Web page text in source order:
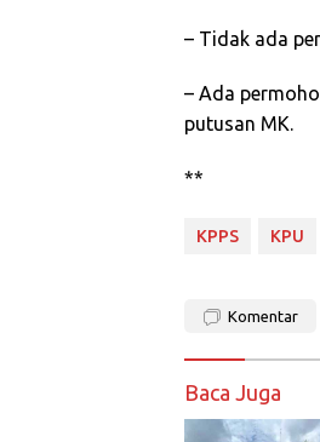
– Tidak ada
– Ada
putusan MK.
**
KPPS KPU
Komentar
Baca Juga